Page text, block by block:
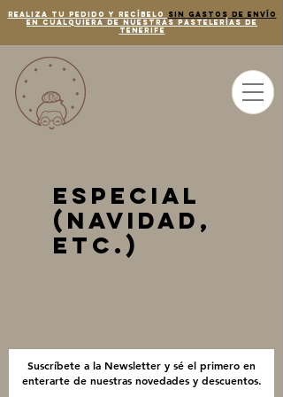
REALIZA TU PEDIDO Y RECÍBELO
SIN GASTOS DE ENVÍO
EN CUALQUIERA DE NUESTRAS PASTELERÍAS de
tenerife
Especial
(Navidad,
etc.)
Suscríbete a la Newsletter y sé el primero en
enterarte de nuestras novedades y descuentos.